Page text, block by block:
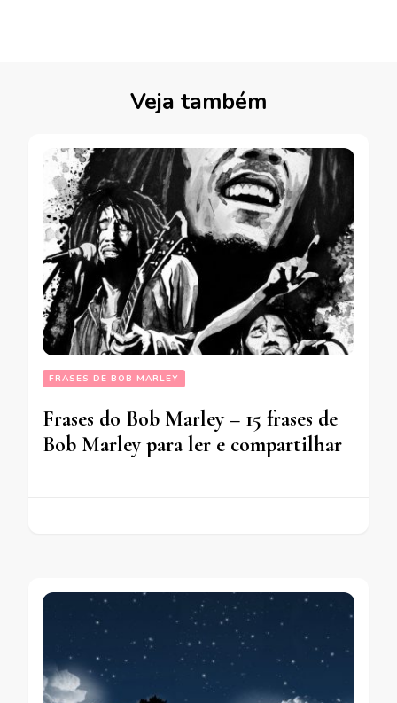
Veja também
FRASES DE BOB MARLEY
Frases do Bob Marley – 15 frases de
Bob Marley para ler e compartilhar